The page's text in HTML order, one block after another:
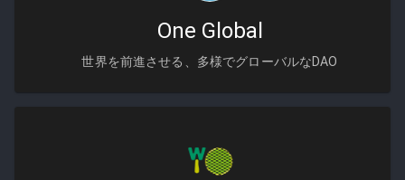
One Global
世界を前進させる、多様でグローバルなDAO